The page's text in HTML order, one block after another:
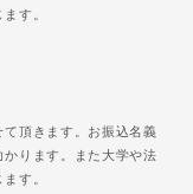
ます。
頂きます。お振込名義
ります。また大学や法
す。